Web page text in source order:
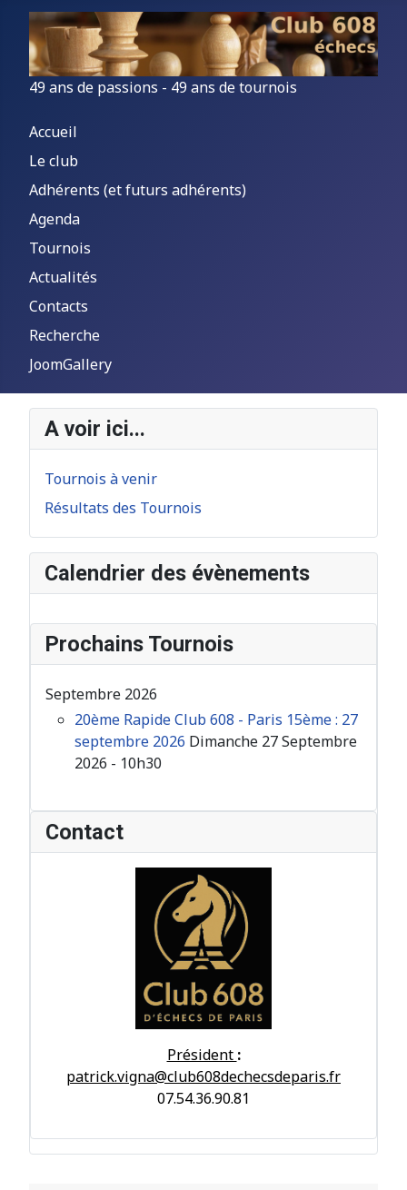
49 ans de passions - 49 ans de tournois
Accueil
Le club
Adhérents (et futurs adhérents)
Agenda
Tournois
Actualités
Contacts
Recherche
JoomGallery
A voir ici...
Tournois à venir
Résultats des Tournois
Calendrier des évènements
Prochains Tournois
Septembre 2026
20ème Rapide Club 608 - Paris 15ème : 27
septembre 2026 Dimanche 27 Septembre
2026 - 10h30
Contact
Président :
patrick.vigna@club608dechecsdeparis.fr
07.54.36.90.81